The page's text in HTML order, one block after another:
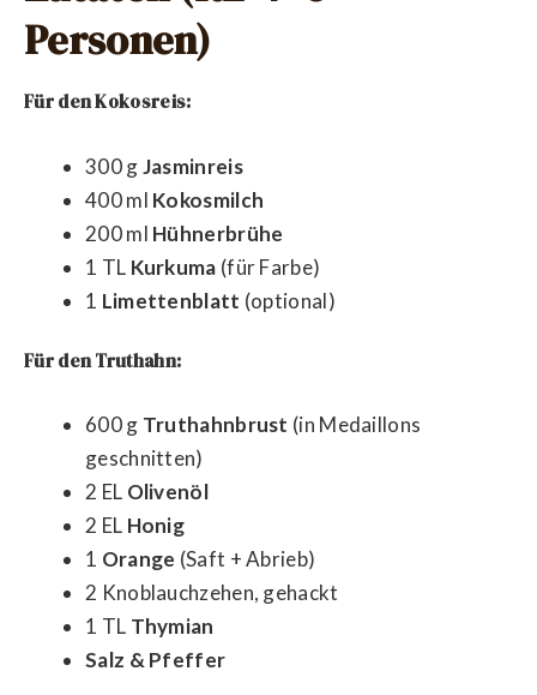
Personen)
Für den Kokosreis:
300 gJasminreis
400 ml Kokosmilch
200 ml Hühnerbrühe
1 TL Kurkuma (für Farbe)
1 Limettenblatt (optional)
Für den Truthahn:
600 g Truthahnbrust (in Medaillons
geschnitten)
2 EL Olivenöl
2 EL Honig
1 Orange (Saft + Abrieb)
2 Knoblauchzehen, gehackt
1 TL Thymian
Salz & Pfeffer